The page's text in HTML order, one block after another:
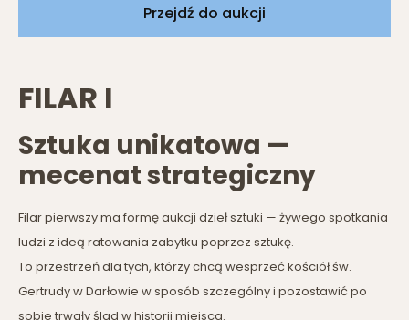
Przejdź do aukcji
FILAR I
Sztuka unikatowa —
mecenat strategiczny
Filar pierwszy ma formę aukcji dzieł sztuki — żywego spotkania
ludzi z ideą ratowania zabytku poprzez sztukę.
To przestrzeń dla tych, którzy chcą wesprzeć kościół św.
Gertrudy w Darłowie w sposób szczególny i pozostawić po
sobie trwały ślad w historii miejsca.